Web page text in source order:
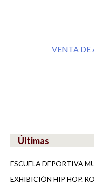
VENTA DE
Últimas
ESCUELA DEPORTIVA
EXHIBICIÓN HIP HOP.